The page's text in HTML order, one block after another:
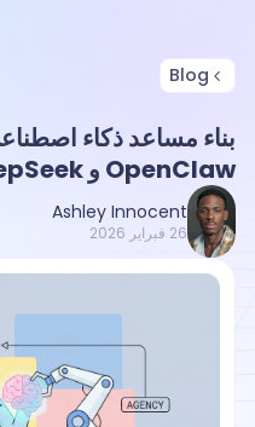
Blog
بناء مساعد ذكاء
OpenClaw و DeepSeek
Ashley Innocent
26 فبراير 2026